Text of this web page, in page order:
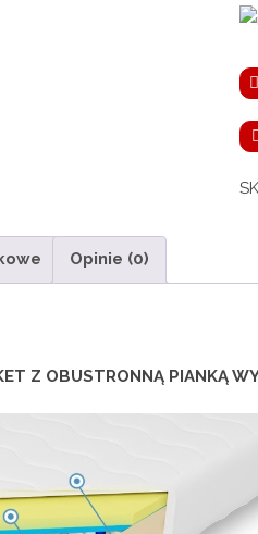
Opinie (0)
Z OBUSTRONNĄ PIANKĄ